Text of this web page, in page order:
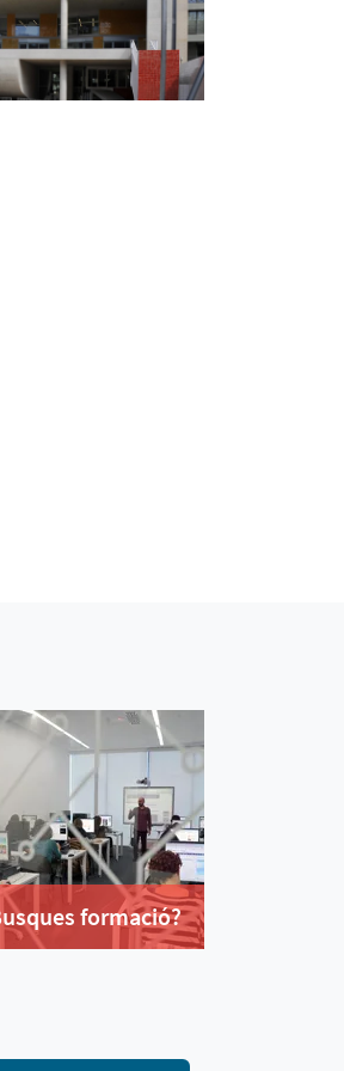
formació?